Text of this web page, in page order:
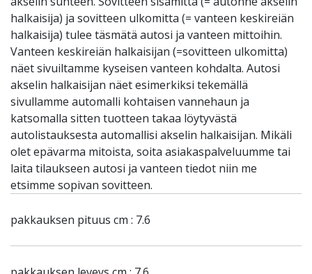
halkaisija) ja sovitteen ulkomitta (= vanteen keskireiän
halkaisija) tulee täsmätä autosi ja vanteen mittoihin.
Vanteen keskireiän halkaisijan (=sovitteen ulkomitta)
näet sivuiltamme kyseisen vanteen kohdalta. Autosi
akselin halkaisijan näet esimerkiksi tekemällä
sivullamme automalli kohtaisen vannehaun ja
katsomalla sitten tuotteen takaa löytyvästä
autolistauksesta automallisi akselin halkaisijan. Mikäli
olet epävarma mitoista, soita asiakaspalveluumme tai
laita tilaukseen autosi ja vanteen tiedot niin me
etsimme sopivan sovitteen.
pakkauksen pituus cm : 7.6